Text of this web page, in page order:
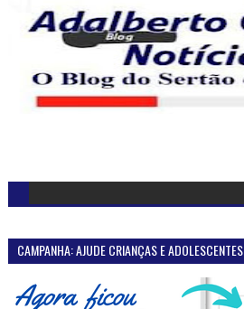
CAMPANHA: AJUDE CRIANÇAS E ADOLESCENTES